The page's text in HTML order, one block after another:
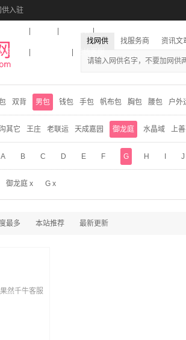
供入驻
藏本站
找网供 找服务商 资讯文
双背 男包 钱包 手包 帆布包 胸包 腰包 户外
其它 王庄 老联运 天成嘉园 御龙庭 水晶域 上
A B C D E F G H J
御龙庭 x G x
最多 本站推荐 最新更新